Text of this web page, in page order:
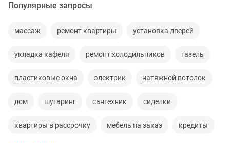
Популярные запросы
массаж ремонт квартиры установка дверей
укладка кафеля ремонт холодильников газель
пластиковые окна электрик натяжной потолок
дом шугаринг сантехник сиделки
квартиры в рассрочку мебель на заказ кредиты